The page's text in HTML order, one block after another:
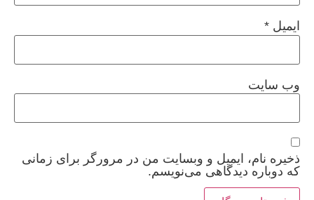
ایمیل *
وب‌ سایت
ذخیره نام، ایمیل و وبسایت من در مرورگر برای زمانی
که دوباره دیدگاهی می‌نویسم.